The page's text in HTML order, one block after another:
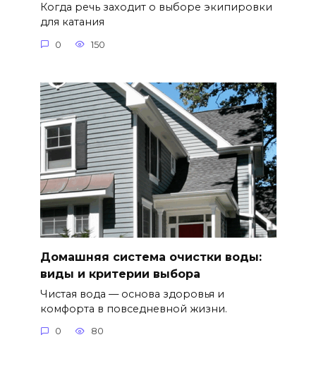
Когда речь заходит о выборе экипировки
для катания
0 150
Домашняя система очистки воды:
виды и критерии выбора
Чистая вода — основа здоровья и
комфорта в повседневной жизни.
0 80